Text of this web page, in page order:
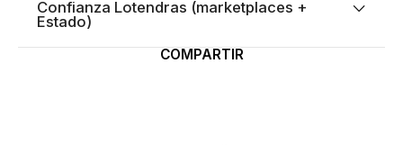
Confianza Lotendras (marketplaces +
Estado)
COMPARTIR